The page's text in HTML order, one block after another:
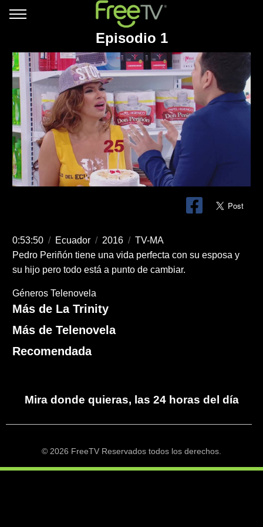
Episodio 1
0:53:50 / Ecuador / 2016 / TV-MA
Pedro Periñón tiene una vida perfecta con su esposa y
su hijo pero todo está a punto de cambiar.
Géneros Telenovela
Más de La Trinity
Más de Telenovela
Recomendada
Mira donde quieras, las 24 horas del día
© 2026 FreeTV Reservados todos los derechos.